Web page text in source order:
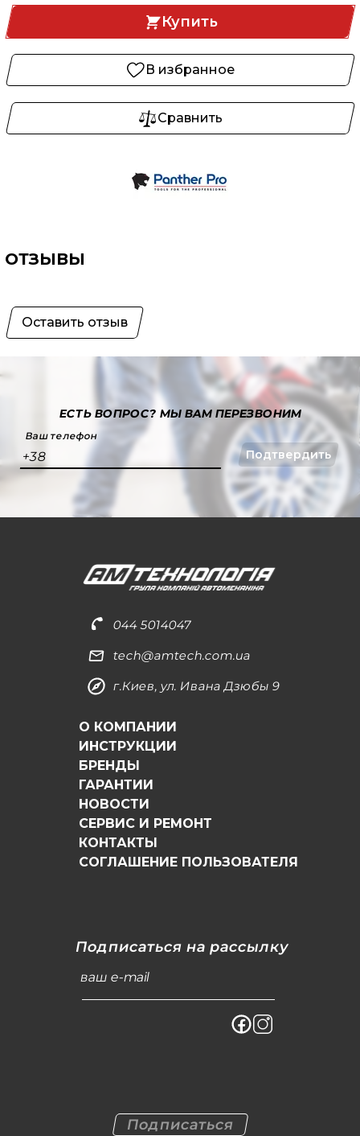
Купить
В избранное
Сравнить
ОТЗЫВЫ
Оставить отзыв
ЕСТЬ ВОПРОС?МЫ ВАМ ПЕРЕЗВОНИМ
Ваш телефон
+38 Подтвердить
044 5014047
tech@amtech.com.ua
г.Киев, ул. Ивана Дзюбы 9
О КОМПАНИИ
ИНСТРУКЦИИ
БРЕНДЫ
ГАРАНТИИ
НОВОСТИ
СЕРВИС И РЕМОНТ
КОНТАКТЫ
СОГЛАШЕНИЕ ПОЛЬЗОВАТЕЛЯ
Подписаться на рассылку
ваш e-mail
Подписаться